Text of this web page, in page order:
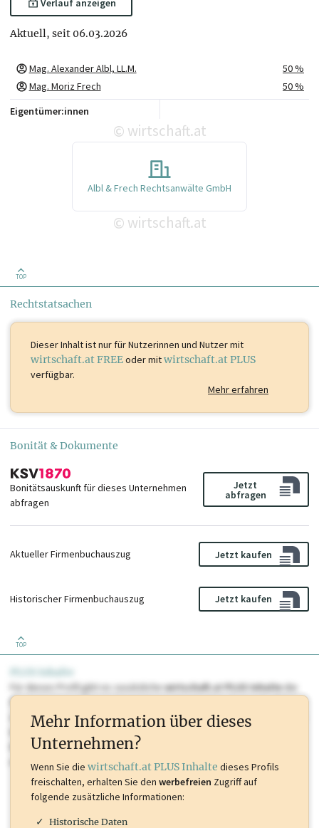
Verlauf anzeigen
Aktuell, seit 06.03.2026
Mag. Alexander Albl, LL.M.
50 %
Mag. Moriz Frech
50 %
Eigentümer:innen
© wirtschaft.at
Albl & Frech Rechtsanwälte GmbH
© wirtschaft.at
TOP
Rechtstatsachen
Dieser Inhalt istnur für Nutzerinnen und Nutzer mit
wirtschaft.at FREEoder mitwirtschaft.at PLUS
verfügbar.
Mehr erfahren
Bonität & Dokumente
Bonitätsauskunft für dieses Unternehmen
abfragen
Jetzt
abfragen
Aktueller Firmenbuchauszug Jetzt kaufen
Historischer Firmenbuchauszug Jetzt kaufen
TOP
PLUS Inhalte
Für dieses Profil gibt es zusätzlichewirtschaft.at PLUS Inhaltedie
Sie momentan nicht einsehen können. Schalten Sie dieses Profil frei
oder loggen Sie sich ein um diese Inhalte zu sehen. wirtschaft.at PLUS
Marken, Patente, Rechtstatsachen, OTS-Aussendungen, und viele
mehr.
Mehr Information über dieses
Unternehmen?
Wenn Sie die wirtschaft.at PLUS Inhalte dieses Profils
freischalten, erhalten Sie den werbefreien Zugriff auf
folgende zusätzliche Informationen:
Historische Daten